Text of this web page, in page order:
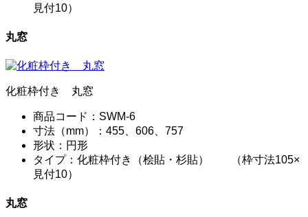
見付10）
丸窓
化粧枠付き 丸窓
商品コード：SWM-6
寸法（mm）：455、606、757
形状：円形
タイプ：化粧枠付き（桧貼・杉貼） （枠寸法105×
見付10）
丸窓